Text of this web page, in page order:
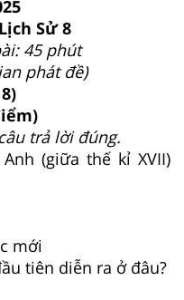
Sử 8
45 phút
phát đề)
trả lời đúng.
(giữa thế kỉ XVII)
mới
tiên diễn ra ở đâu?